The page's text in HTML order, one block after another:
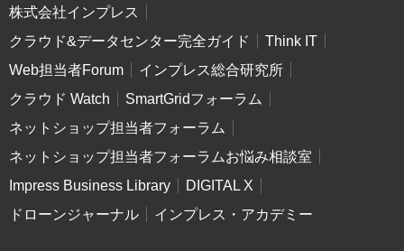
株式会社インプレス
クラウド&データセンター完全ガイド
Think IT
Web担当者Forum
インプレス総合研究所
クラウド Watch
SmartGridフォーラム
ネットショップ担当者フォーラム
ネットショップ担当者フォーラムお悩み相談室
Impress Business Library
DIGITAL X
ドローンジャーナル
インプレス・アカデミー